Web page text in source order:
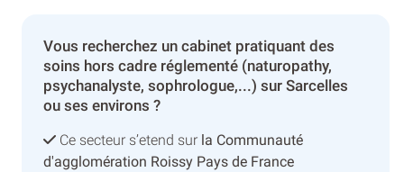
Vous recherchez un cabinet pratiquant des
soins hors cadre réglementé (naturopathy,
psychanalyste, sophrologue,...) sur Sarcelles
ou ses environs ?
Ce secteur s’etend sur la Communauté
d'agglomération Roissy Pays de France